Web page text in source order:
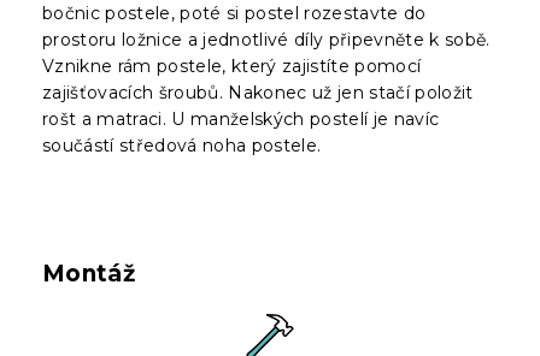
bočnic postele, poté si postel rozestavte do
prostoru ložnice a jednotlivé díly připevněte k sobě.
Vznikne rám postele, který zajistíte pomocí
zajišťovacích šroubů. Nakonec už jen stačí položit
rošt a matraci. U manželských postelí je navíc
součástí středová noha postele.
Montáž